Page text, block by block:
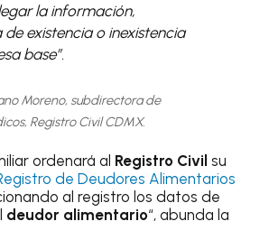
la información,
existencia o inexistencia
base”.
Moreno, subdirectora de
Registro Civil CDMX.
ordenará al Registro Civil su
de Deudores Alimentarios
al registro los datos de
deudor alimentario“, abunda la